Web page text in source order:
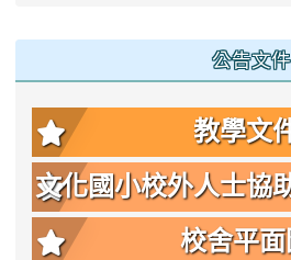
公告文件
教學文
文化國小校外人士協
點
校舍平面